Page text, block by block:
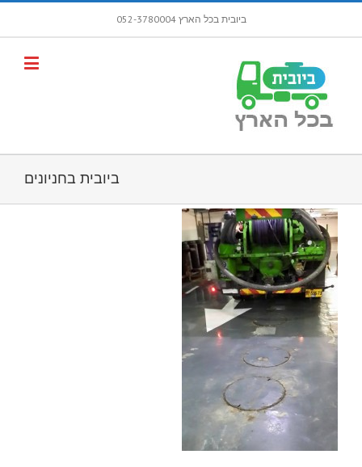
פתח
ביובית בכל הארץ 052-3780004
ביובית בחניונים